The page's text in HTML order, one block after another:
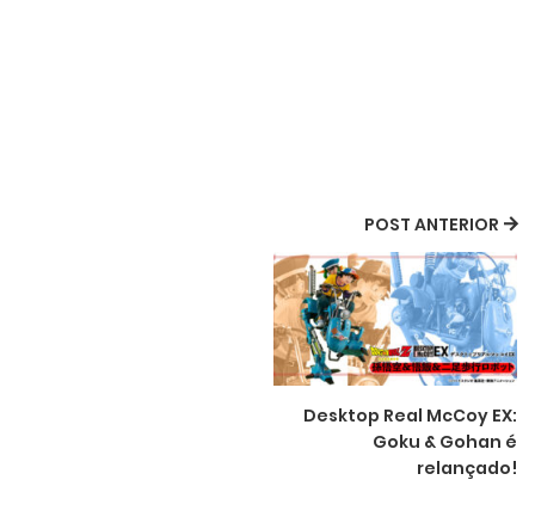
POST ANTERIOR
Desktop Real McCoy EX:
Goku & Gohan é
relançado!